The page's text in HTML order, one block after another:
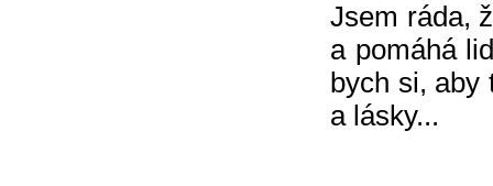
Jsem ráda,
a pomáhá
bych si, aby
a lásky...